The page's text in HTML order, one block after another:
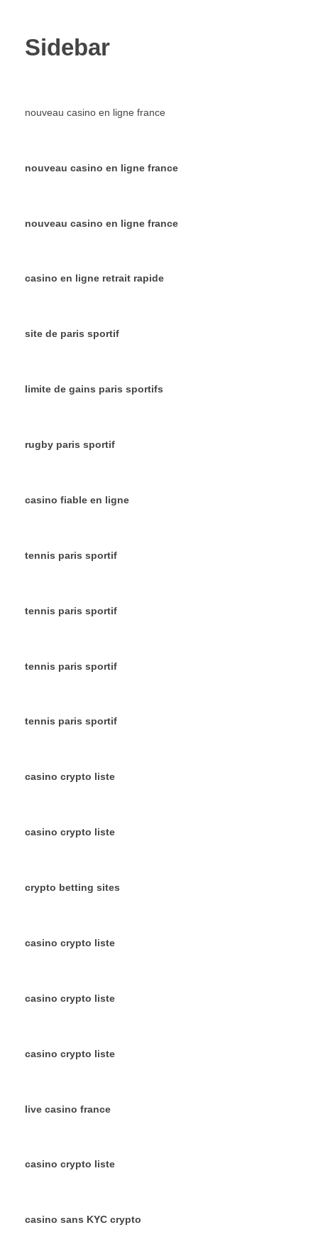
Sidebar
nouveau casino en ligne france
nouveau casino en ligne france
nouveau casino en ligne france
casino en ligne retrait rapide
site de paris sportif
limite de gains paris sportifs
rugby paris sportif
casino fiable en ligne
tennis paris sportif
tennis paris sportif
tennis paris sportif
tennis paris sportif
casino crypto liste
casino crypto liste
crypto betting sites
casino crypto liste
casino crypto liste
casino crypto liste
live casino france
casino crypto liste
casino sans KYC crypto